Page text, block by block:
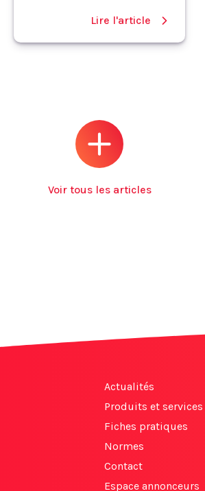
Lire l'article
Voir tous les articles
Actualités
Produits et services
Fiches pratiques
Normes
Contact
Espace annonceurs